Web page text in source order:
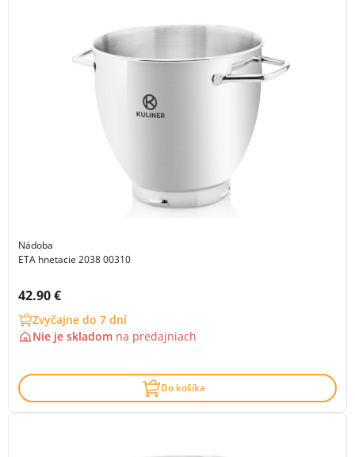
Nádoba
ETA hnetacie 2038 00310
Cena s DPH:
42.90 €
Zvyčajne do 7 dní
Nie je skladom na predajniach
Do košíka